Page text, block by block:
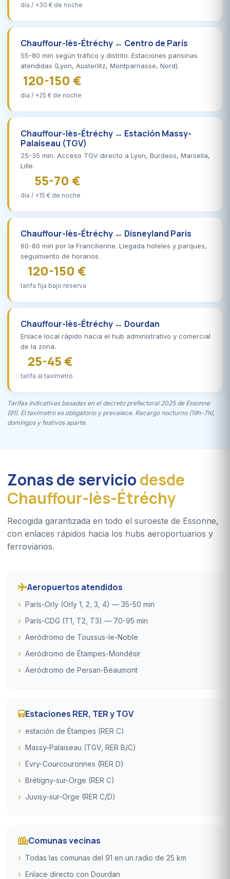
día / +30 € de noche
Chauffour-lès-Étréchy ↔ Centro de París
55-80 min según tráfico y distrito. Estaciones parisinas
atendidas (Lyon, Austerlitz, Montparnasse, Nord).
120-150 €
día / +25 € de noche
Chauffour-lès-Étréchy ↔ Estación Massy-
Palaiseau (TGV)
25-35 min. Acceso TGV directo a Lyon, Burdeos, Marsella,
Lille.
55-70 €
día / +15 € de noche
Chauffour-lès-Étréchy ↔ Disneyland Paris
60-80 min por la Francilienne. Llegada hoteles y parques,
seguimiento de horarios.
120-150 €
tarifa fija bajo reserva
Chauffour-lès-Étréchy ↔ Dourdan
Enlace local rápido hacia el hub administrativo y comercial
de la zona.
25-45 €
tarifa al taxímetro
Tarifas indicativas basadas en el decreto prefectoral 2025 de Essonne
(91). El taxímetro es obligatorio y prevalece. Recargo nocturno (19h-7h),
domingos y festivos aparte.
Zonas de serviciodesde
Chauffour-lès-Étréchy
Recogida garantizada en todo el suroeste de Essonne,
con enlaces rápidos hacia los hubs aeroportuarios y
ferroviarios.
Aeropuertos atendidos
París-Orly (Orly 1, 2, 3, 4) — 35-50 min
París-CDG (T1, T2, T3) — 70-95 min
Aeródromo de Toussus-le-Noble
Aeródromo de Étampes-Mondésir
Aeródromo de Persan-Beaumont
Estaciones RER, TER y TGV
estación de Étampes (RER C)
Massy-Palaiseau (TGV, RER B/C)
Évry-Courcouronnes (RER D)
Brétigny-sur-Orge (RER C)
Juvisy-sur-Orge (RER C/D)
Comunas vecinas
Todas las comunas del 91 en un radio de 25 km
Enlace directo con Dourdan